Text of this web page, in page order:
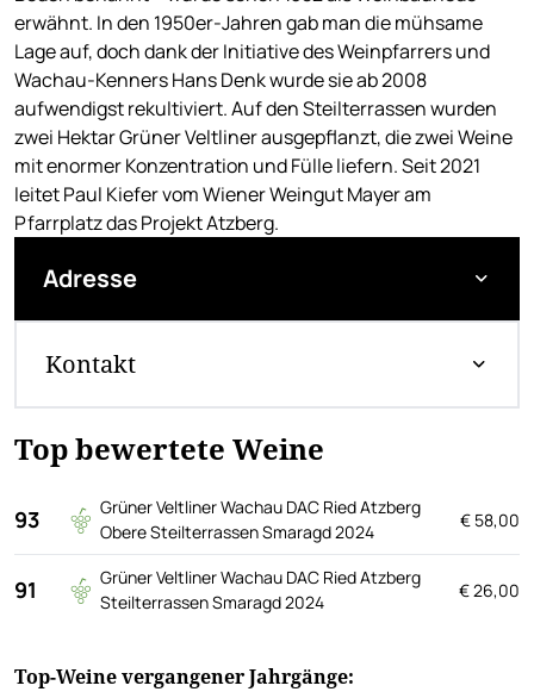
erwähnt. In den 1950er-Jahren gab man die mühsame
Lage auf, doch dank der Initiative des Weinpfarrers und
Wachau-Kenners Hans Denk wurde sie ab 2008
aufwendigst rekultiviert. Auf den Steilterrassen wurden
zwei Hektar Grüner Veltliner ausgepflanzt, die zwei Weine
mit enormer Konzentration und Fülle liefern. Seit 2021
leitet Paul Kiefer vom Wiener Weingut Mayer am
Pfarrplatz das Projekt Atzberg.
Adresse
Kontakt
Top bewertete Weine
93
Grüner Veltliner Wachau DAC Ried Atzberg
Obere Steilterrassen Smaragd 2024
€ 58,00
91
Grüner Veltliner Wachau DAC Ried Atzberg
Steilterrassen Smaragd 2024
€ 26,00
Top-Weine vergangener Jahrgänge: